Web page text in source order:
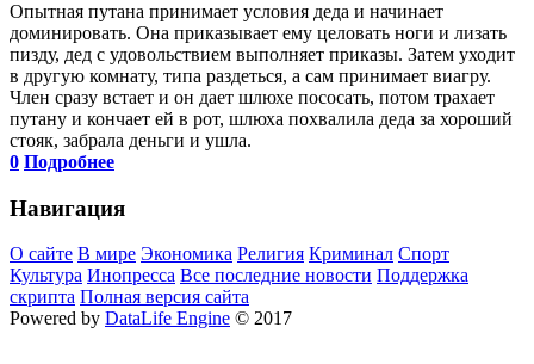
Опытная путана принимает условия деда и начинает
доминировать. Она приказывает ему целовать ноги и лизать
пизду, дед с удовольствием выполняет приказы. Затем уходит
в другую комнату, типа раздеться, а сам принимает виагру.
Член сразу встает и он дает шлюхе пососать, потом трахает
путану и кончает ей в рот, шлюха похвалила деда за хороший
стояк, забрала деньги и ушла.
0 Подробнее
Навигация
О сайте В мире Экономика Религия Криминал Спорт
Культура Инопресса Все последние новости Поддержка
скрипта Полная версия сайта
Powered by DataLife Engine © 2017